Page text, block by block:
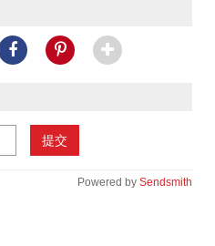
提交
Powered by Sendsmith